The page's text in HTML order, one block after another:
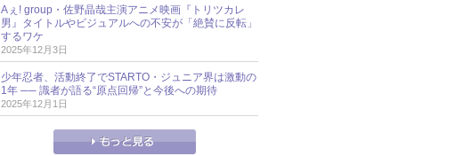
Aぇ! group・佐野晶哉主演アニメ映画『トリツカレ
男』タイトルやビジュアルへの不安が「絶賛に反転」
するワケ
2025年12月3日
少年忍者、活動終了でSTARTO・ジュニア界は激動の
1年 ── 識者が語る“原点回帰”と今後への期待
2025年12月1日